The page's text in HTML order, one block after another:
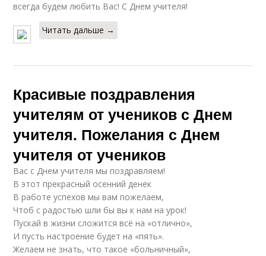
всегда будем любить Вас! С Днем учителя!
Читать дальше →
Красивые поздравления
учителям от учеников с Днем
учителя. Пожелания с Днем
учителя от учеников
Вас с Днем учителя мы поздравляем!
В этот прекрасный осенний денек
В работе успехов мы вам пожелаем,
Чтоб с радостью шли бы вы к нам на урок!
Пускай в жизни сложится всё на «отлично»,
И пусть настроение будет на «пять».
Желаем не знать, что такое «больничный»,